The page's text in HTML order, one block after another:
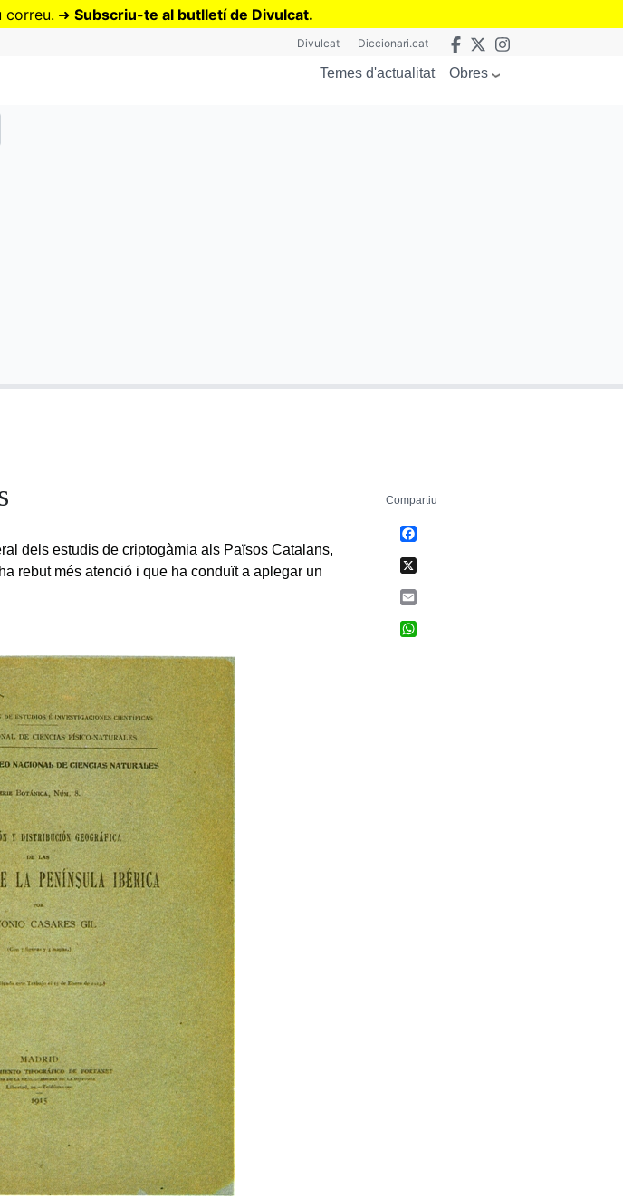
Vés
correu. ➜ Subscriu-te al butlletí de Divulcat.
Divulcat Diccionari.cat
Temes d'actualitat Obres
dels estudis de criptogàmia als Països Catalans,
rebut més atenció i que ha conduït a aplegar un
Compartiu